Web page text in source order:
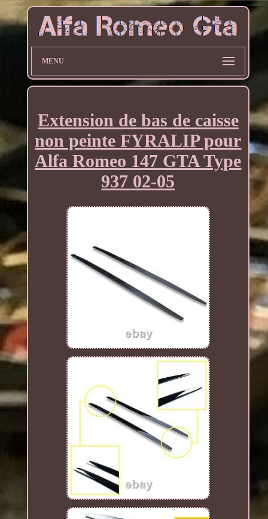
MENU
Extension de bas de caisse
non peinte FYRALIP pour
Alfa Romeo 147 GTA Type
937 02-05